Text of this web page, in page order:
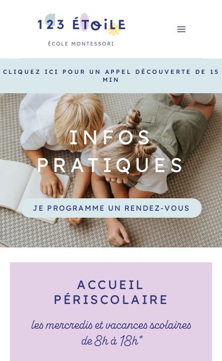
CLIQUEZ ICI POUR UN APPEL DÉCOUVERTE DE 15
MIN
INFOS
PRATIQUES
JE PROGRAMME UN RENDEZ-VOUS
ACCUEIL
PÉRISCOLAIRE
les mercredis et vacances scolaires
de 8h à 18h*